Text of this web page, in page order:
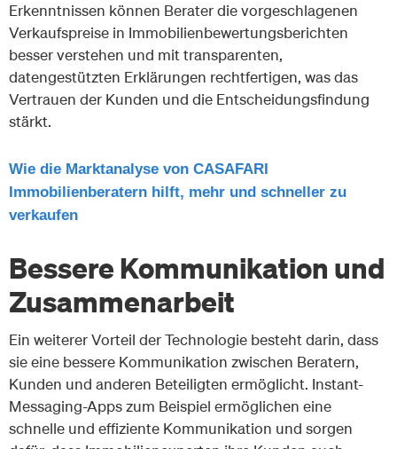
Erkenntnissen können Berater die vorgeschlagenen
Verkaufspreise in Immobilienbewertungsberichten
besser verstehen und mit transparenten,
datengestützten Erklärungen rechtfertigen, was das
Vertrauen der Kunden und die Entscheidungsfindung
stärkt.
Wie die Marktanalyse von CASAFARI
Immobilienberatern hilft, mehr und schneller zu
verkaufen
Bessere Kommunikation und
Zusammenarbeit
Ein weiterer Vorteil der Technologie besteht darin, dass
sie eine bessere Kommunikation zwischen Beratern,
Kunden und anderen Beteiligten ermöglicht. Instant-
Messaging-Apps zum Beispiel ermöglichen eine
schnelle und effiziente Kommunikation und sorgen